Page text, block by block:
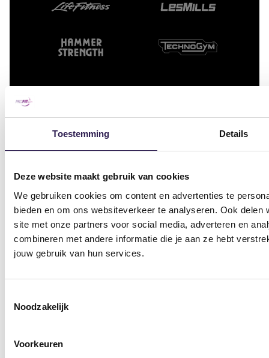
Toestemming Details
Deze website maakt gebruik van cookies
We gebruiken cookies om content en advertenties te
bieden en om ons websiteverkeer te analyseren. Ook
site met onze partners voor social media, adverteren en
combineren met andere informatie die je aan ze hebt
jouw gebruik van hun services.
Noodzakelijk
Voorkeuren
Sportschool Amsterdam
Centrum
Sportschool Apeldoorn
Zuid
Sportschool Assen
Kloosterveen
Sportschool Enschede
Sportschool Hilversum
Vennep
Sportschool Nieuwegein
Sportschool Nijmegen
Sportschool Ommen